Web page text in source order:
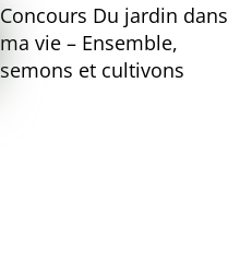
Concours Du jardin dans
ma vie – Ensemble,
semons et cultivons